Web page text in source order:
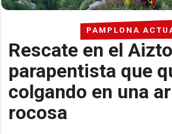
PAMPLONA
Rescate en el
parapentista que
colgando en una
rocosa